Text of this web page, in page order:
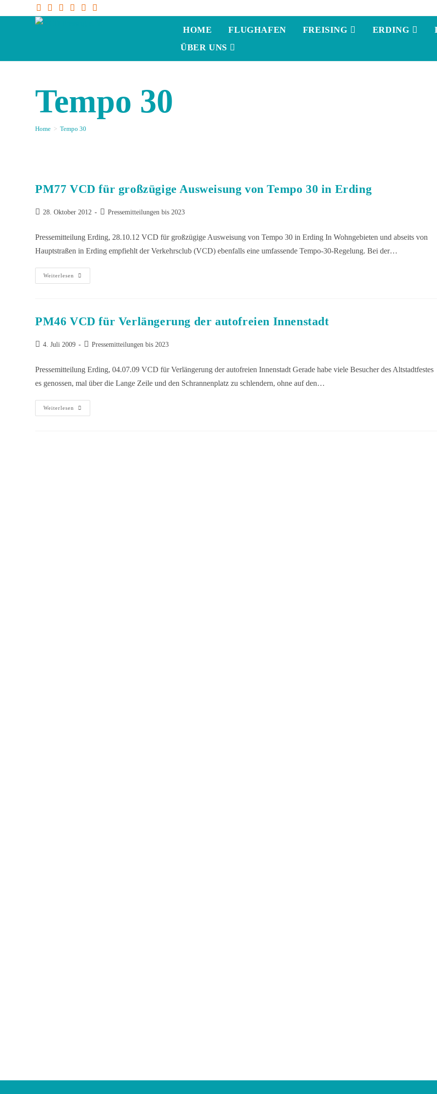
HOME FLUGHAFEN FREISING ERDING
ÜBER UNS
Tempo 30
Home > Tempo 30
PM77 VCD für großzügige Ausweisung von Tempo 30 in Erding
28. Oktober 2012 Pressemitteilungen bis 2023
Pressemitteilung Erding, 28.10.12 VCD für großzügige Ausweisung von Tempo 30 in Erding In Wohngebieten und abseits von
Hauptstraßen in Erding empfiehlt der Verkehrsclub (VCD) ebenfalls eine umfassende Tempo-30-Regelung. Bei der…
Weiterlesen
PM46 VCD für Verlängerung der autofreien Innenstadt
4. Juli 2009 Pressemitteilungen bis 2023
Pressemitteilung Erding, 04.07.09 VCD für Verlängerung der autofreien Innenstadt Gerade habe viele Besucher des Altstadtfestes
es genossen, mal über die Lange Zeile und den Schrannenplatz zu schlendern, ohne auf den…
Weiterlesen